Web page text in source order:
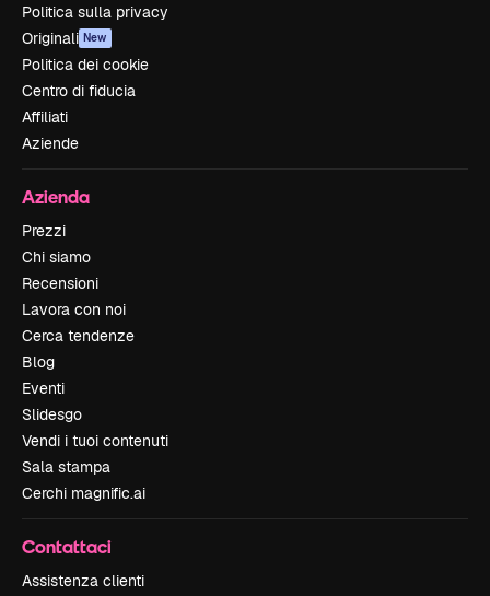
Politica sulla privacy
Originali New
Politica dei cookie
Centro di fiducia
Affiliati
Aziende
Azienda
Prezzi
Chi siamo
Recensioni
Lavora con noi
Cerca tendenze
Blog
Eventi
Slidesgo
Vendi i tuoi contenuti
Sala stampa
Cerchi magnific.ai
Contattaci
Assistenza clienti